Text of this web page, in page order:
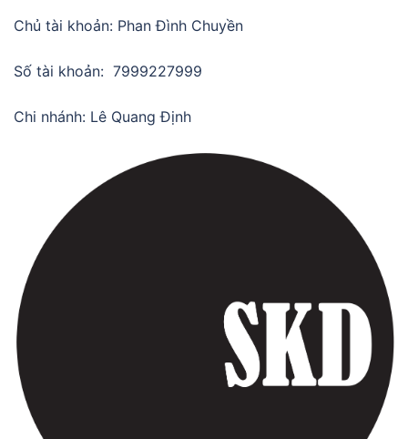
Chủ tài khoản: Phan Đình Chuyền
Số tài khoản: 7999227999
Chi nhánh: Lê Quang Định